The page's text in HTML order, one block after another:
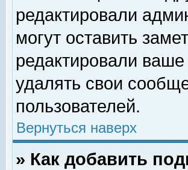
редактировали
могут оставить
редактировали
удалять свои
пользователей.
Вернуться наверх
» Как добавить